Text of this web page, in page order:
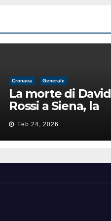
Cronaca Generale
La morte di David
Rossi a Siena, la
perizia lancia la
pista di
un’intimidazione
Feb 24, 2026